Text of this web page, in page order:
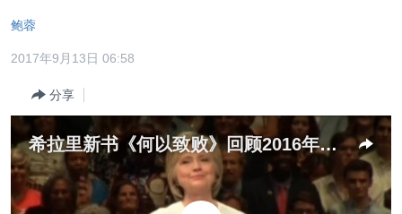
内
容
到
航
转
最新国际新闻
印太
中东
分类新闻
经济·金融·贸易
人权·法律·宗教
科教·文娱·体健
美中关系
热点专题
白宫要闻
VOA视频
鲍蓉
2017年9月13日 06:58
分享
希拉里新书《何以致败》回顾2016年大选